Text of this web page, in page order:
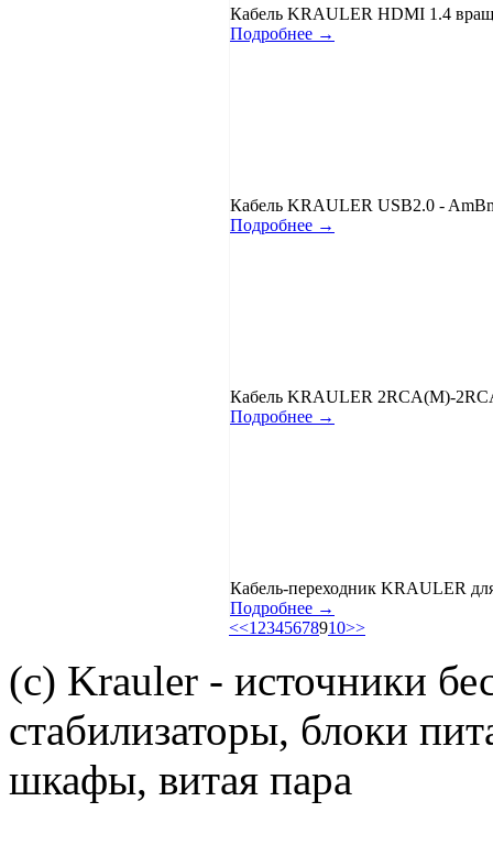
Кабель KRAULER HDMI 1.4
Подробнее →
Кабель KRAULER USB2.0 -
Подробнее →
Кабель KRAULER 2RCA(M)-
Подробнее →
Кабель-переходник KRAULER
Подробнее →
<<1 2345678910>>
(c) Krauler - источники
стабилизаторы, блоки
шкафы, витая пара